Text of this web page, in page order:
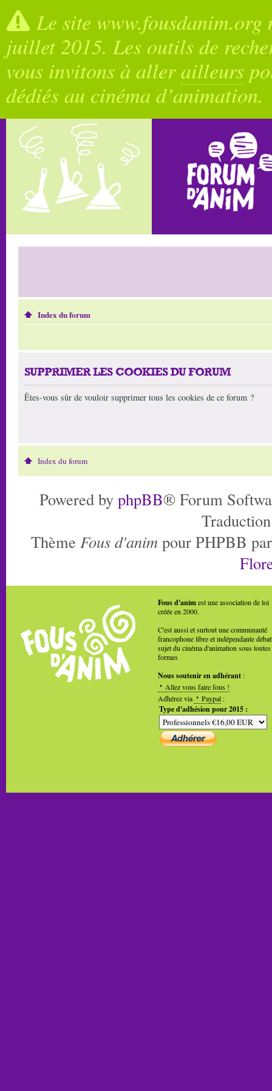
Le site
juillet 2015. Les outils de
vous invitons à allerailleurs
dédiés au cinéma d’animation.
Index du forum
SUPPRIMER LES COOKIES DU FORUM
Êtes-vous sûr de vouloir supprimer tous les cookies de ce forum ?
Index du forum
Powered by phpBB® Forum
Thème Fous d'anim pour PHPBB
Fous d'animest une association de loi
créée en 2000.
C'est aussi et surtout une communauté
francophone libre et indépendante
sujet du cinéma d'animation sous toutes
formes
Nous soutenir en adhérant :
Allez vous faire fous !
Adhérez via
Paypal :
Type d'adhésion pour 2015 :